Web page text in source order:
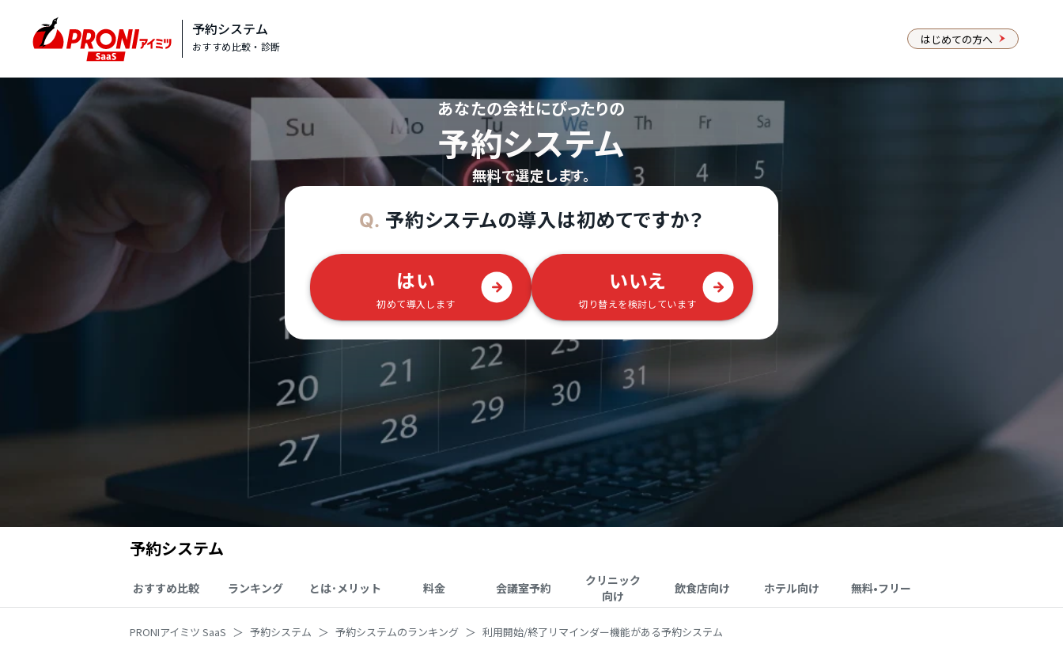
予約システム
おすすめ比較・診断 はじめての方へ
あなたの会社にぴったりの
予約システム
無料で選定します。
Q. 予約システムの導入は初めてですか？
はい
初めて導入します
いいえ
切り替えを検討しています
予約システム
おすすめ比較 ランキング とは･メリット 料金 会議室予約
クリニック
向け
飲食店向け ホテル向け 無料•フリー
PRONIアイミツ SaaS 予約システム 予約システムのランキング 利用開始/終了リマインダー機能がある予約システム